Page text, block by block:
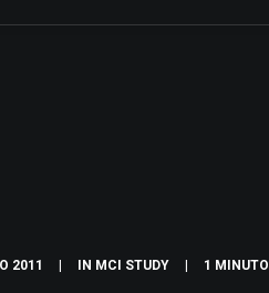
2011 IN MCI STUDY 1 MINUTO